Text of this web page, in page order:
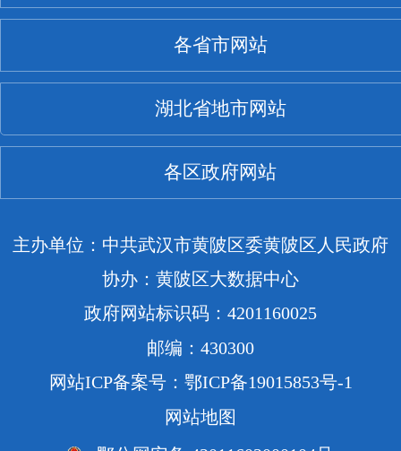
各省市网站
湖北省地市网站
各区政府网站
主办单位：中共武汉市黄陂区委黄陂区人民政府
协办：黄陂区大数据中心
政府网站标识码：4201160025
邮编：430300
网站ICP备案号：鄂ICP备19015853号-1
网站地图